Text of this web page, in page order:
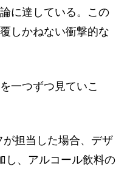
に達している。この
しかねない衝撃的な
一つずつ見ていこ
が担当した場合、デザ
し、アルコール飲料の